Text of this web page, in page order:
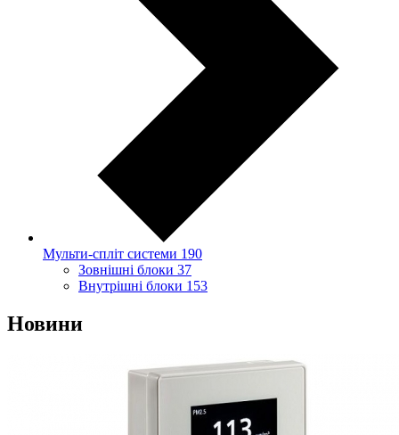
Мульти-спліт системи 190
Зовнішні блоки 37
Внутрішні блоки 153
Новини